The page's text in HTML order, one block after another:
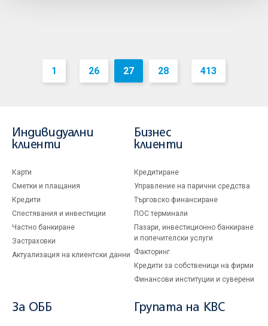
1 ... 26 27 28 ... 413
Индивидуални
клиенти
Карти
Сметки и плащания
Кредити
Спестявания и инвестиции
Частно банкиране
Застраховки
Актуализация на клиентски данни
Бизнес
клиенти
Кредитиране
Управление на парични средства
Търговско финансиране
ПОС терминали
Пазари, инвестиционно банкиране
и попечителски услуги
Факторинг
Кредити за собственици на фирми
Финансови институции и суверени
За ОББ Групата на KBC